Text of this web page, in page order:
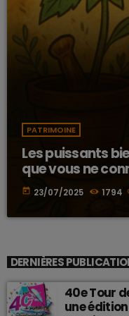
PATRIMOINE
Les puissants
que vous ne
today 23/07/2025 1794
DERNIÈRES
40e Tour
une